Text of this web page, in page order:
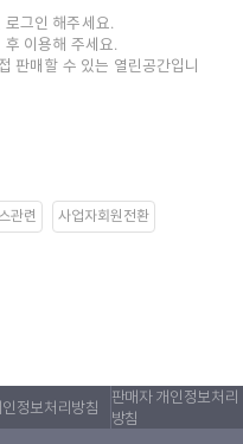
로그인 해주세요.
후 이용해 주세요.
판매할 수 있는 열린공간입니
관련 사업자회원전환
인정보처리방침
판매자 개인정보처리
방침